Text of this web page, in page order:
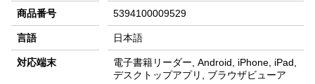
商品番号 5394100009529
言語 日本語
対応端末
電子書籍リーダー, Android, iPhone, iPad,
デスクトップアプリ, ブラウザビューア